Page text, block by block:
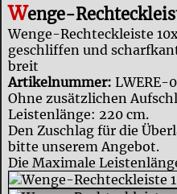
Wenge-
Wenge-Rechteckleiste
geschliffen und
breit
Artikelnummer: LWERE-
Ohne zusätzlichen
Leistenlänge: 220 cm.
Den Zuschlag für die
bitte unserem Angebot.
Die Maximale